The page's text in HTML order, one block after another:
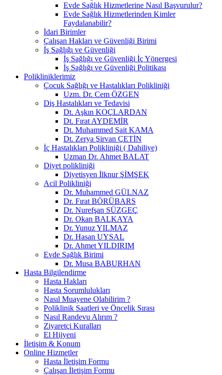
Evde Sağlık Hizmetlerine Nasıl Başvurulur?
Evde Sağlık Hizmetlerinden Kimler
Faydalanabilir?
İdari Birimler
Çalışan Hakları ve Güvenliği Birimi
İş Sağlığı ve Güvenliği
İş Sağlığı ve Güvenliği İç Yönergesi
İş Sağlığı ve Güvenliği Politikası
Polikliniklerimiz
Çocuk Sağlığı ve Hastalıkları Polikliniği
Uzm. Dr. Cem ÖZGEN
Diş Hastalıkları ve Tedavisi
Dt. Aşkın KOÇLARDAN
Dt. Fırat AYDEMİR
Dt. Muhammed Sait KAMA
Dt. Zerya Şirvan ÇETİN
İç Hastalıkları Polikliniği ( Dahiliye)
Uzman Dr. Ahmet BALAT
Diyet polikliniği
Diyetisyen İlknur ŞİMŞEK
Acil Polikliniği
Dr. Muhammed GÜLNAZ
Dr. Fırat BÖRÜBARS
Dr. Nurefşan SÜZGEÇ
Dr. Okan BALKAYA
Dr. Yunuz YILMAZ
Dr. Hasan UYSAL
Dr. Ahmet YILDIRIM
Evde Sağlık Birimi
Dr. Musa BABURHAN
Hasta Bilgilendirme
Hasta Hakları
Hasta Sorumlulukları
Nasıl Muayene Olabilirim ?
Poliklinik Saatleri ve Öncelik Sırası
Nasıl Randevu Alırım ?
Ziyaretçi Kuralları
El Hijyeni
İletişim & Konum
Online Hizmetler
Hasta İletişim Formu
Çalışan İletişim Formu